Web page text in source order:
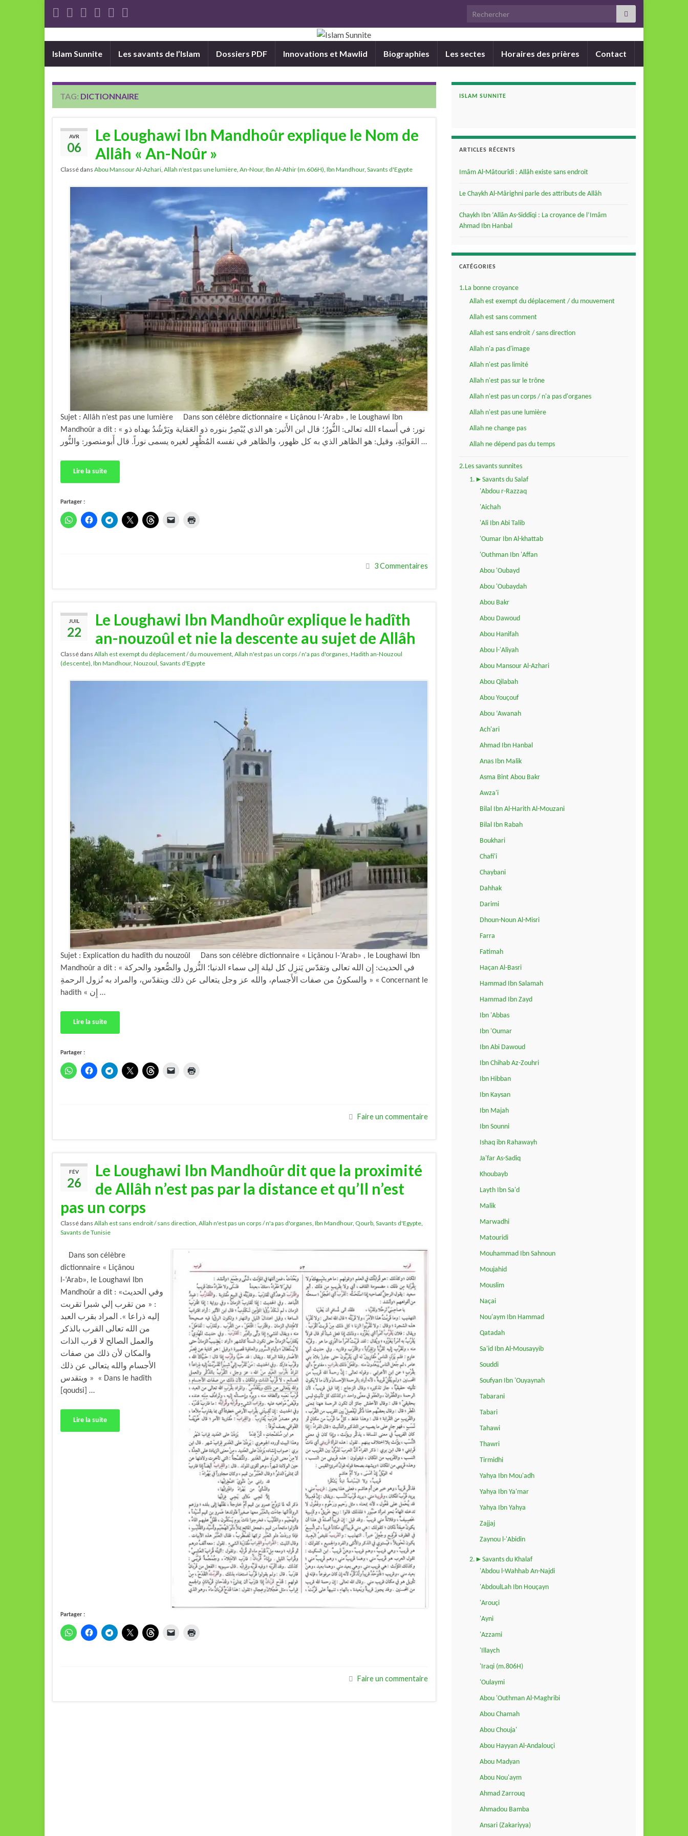
Search for:
Islam Sunnite Les savants de l’Islam Dossiers PDF Innovations et Mawlid Biographies Les sectes Horaires des prières Contact
TAG: DICTIONNAIRE
AVR
06
Le Loughawi Ibn Mandhoûr explique le Nom de
Allâh « An-Noûr »
Classé dans Abou Mansour Al-Azhari Allah n'est pas une lumière An-Nour, Ibn Al-Athir (m.606H) Ibn Mandhour, Savants d'Egypte
Sujet : Allâh n’est pas une lumière Dans son célèbre dictionnaire « Liçânou l-‘Arab» , le Loughawi Ibn
Mandhoûr a dit : « نور: في أَسماء الله تعالى: النُّورُ؛ قال ابن الأَثير: هو الذي يُبْصِرُ بنوره ذو العَمَاية ويَرْشُدُ بهداه ذو
الغَوايَةِ، وقيل: هو الظاهر الذي به كل ظهور، والظاهر في نفسه المُظْهِر لغيره يسمى نوراً. قال أَبومنصور: والنُّور …
Lire la suite
Partager :
3 Commentaires
JUIL
22
Le Loughawi Ibn Mandhoûr explique le hadîth
an-nouzoûl et nie la descente au sujet de Allâh
Classé dans Allah est exempt du déplacement / du mouvement, Allah n'est pas un corps / n'a pas d'organes, Hadith an-Nouzoul
(descente), Ibn Mandhour, Nouzoul, Savants d'Egypte
Sujet : Explication du hadîth du nouzoûl Dans son célèbre dictionnaire « Liçânou l-‘Arab» , le Loughawi Ibn
Mandhoûr a dit : « في الحديث: إِن الله تعالى وتقدّس يَنزِل كل ليلة إِلى سماء الدنيا؛ النُّزول والصُّعود والحركة
والسكونُ من صفات الأَجسام، والله عز وجل يتعالى عن ذلك ويتقدّس، والمراد به نُزول الرحمةِ » « Concernant le
hadith « إِن …
Lire la suite
Partager :
Faire un commentaire
FÉV
26
Le Loughawi Ibn Mandhoûr dit que la proximité
de Allâh n’est pas par la distance et qu’Il n’est
pas un corps
Classé dans Allah est sans endroit / sans direction, Allah n'est pas un corps / n'a pas d'organes, Ibn Mandhour, Qourb, Savants d'Egypte,
Savants de Tunisie
Dans son célèbre
dictionnaire « Liçânou
l-‘Arab», le Loughawi Ibn
Mandhoûr a dit : «وفي الحديث
: « من تقرب إلي شبرا تقربت
إليه ذراعا ». المراد بقرب العبد
من الله تعالى القرب بالذكر
والعمل الصالح لا قرب الذات
والمكان لأن ذلك من صفات
الأجسام والله يتعالى عن ذلك
ويتقدس » « Dans le hadîth
[qoudsi] …
Lire la suite
Partager :
Faire un commentaire
ISLAM SUNNITE
ARTICLES RÉCENTS
Imâm Al-Mâtourîdi : Allâh existe sans endroit
Le Chaykh Al-Mârighni parle des attributs de Allâh
Chaykh Ibn ‘Allân As-Siddîqi : La croyance de l’Imâm
Ahmad Ibn Hanbal
CATÉGORIES
1.La bonne croyance
Allah est exempt du déplacement / du mouvement
Allah est sans comment
Allah est sans endroit / sans direction
Allah n'a pas d'image
Allah n'est pas limité
Allah n'est pas sur le trône
Allah n'est pas un corps / n'a pas d'organes
Allah n'est pas une lumière
Allah ne change pas
Allah ne dépend pas du temps
2.Les savants sunnites
1.►Savants du Salaf
'Abdou r-Razzaq
'Aichah
'Ali Ibn Abi Talib
'Oumar Ibn Al-khattab
'Outhman Ibn 'Affan
Abou 'Oubayd
Abou 'Oubaydah
Abou Bakr
Abou Dawoud
Abou Hanifah
Abou l-'Aliyah
Abou Mansour Al-Azhari
Abou Qilabah
Abou Youçouf
Abou ‘Awanah
Ach'ari
Ahmad Ibn Hanbal
Anas Ibn Malik
Asma Bint Abou Bakr
Awza'i
Bilal Ibn Al-Harith Al-Mouzani
Bilal Ibn Rabah
Boukhari
Chafi'i
Chaybani
Dahhak
Darimi
Dhoun-Noun Al-Misri
Farra
Fatimah
Haçan Al-Basri
Hammad Ibn Salamah
Hammad Ibn Zayd
Ibn 'Abbas
Ibn 'Oumar
Ibn Abi Dawoud
Ibn Chihab Az-Zouhri
Ibn Hibban
Ibn Kaysan
Ibn Majah
Ibn Sounni
Ishaq ibn Rahawayh
Ja'far As-Sadiq
Khoubayb
Layth Ibn Sa'd
Malik
Marwadhi
Matouridi
Mouhammad Ibn Sahnoun
Moujahid
Mouslim
Naçai
Nou'aym Ibn Hammad
Qatadah
Sa'id Ibn Al-Mousayyib
Souddi
Soufyan Ibn 'Ouyaynah
Tabarani
Tabari
Tahawi
Thawri
Tirmidhi
Yahya Ibn Mou'adh
Yahya Ibn Ya'mar
Yahya Ibn Yahya
Zajjaj
Zaynou l-'Abidin
2.►Savants du Khalaf
'Abdou l-Wahhab An-Najdi
'AbdoulLah Ibn Houçayn
'Arouçi
'Ayni
'Azzami
'Illaych
'Iraqi (m.806H)
'Oulaymi
Abou 'Outhman Al-Maghribi
Abou Chamah
Abou Chouja'
Abou Hayyan Al-Andalouçi
Abou Madyan
Abou Nou'aym
Ahmad Zarrouq
Ahmadou Bamba
Ansari (Zakariyya)